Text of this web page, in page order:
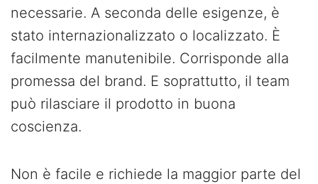
necessarie. A seconda delle esigenze, è
stato internazionalizzato o localizzato. È
facilmente manutenibile. Corrisponde alla
promessa del brand. E soprattutto, il team
può rilasciare il prodotto in buona
coscienza.
Non è facile e richiede la maggior parte del